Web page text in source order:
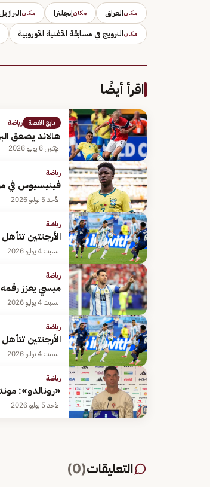
مكانالعراق مكانإنجلترا مكانالبرازيل
مكانالنرويج في مسابقة الأغنية الأوروبية
اقرأ أيضًا
تابع القصة رياضة
هالاند يصعق
الإثنين 6 يوليو 2026
رياضة
فينيسيوس في
الأحد 5 يوليو 2026
رياضة
الأرجنتين تتأهل إلى دور الـ16 بعد فوز مثير على
السبت 4 يوليو 2026
رياضة
ميسي يعزز رقمه
السبت 4 يوليو 2026
رياضة
الأرجنتين تتأهل إلى دور الـ16 بعد فوز مثير على
السبت 4 يوليو 2026
رياضة
«رونالدو»: مونديال 2026 قد يكون الأخير في مسيرتي..
الأحد 5 يوليو 2026
التعليقات(
0
)